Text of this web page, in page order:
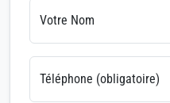
Votre Nom
Téléphone (obligatoire)